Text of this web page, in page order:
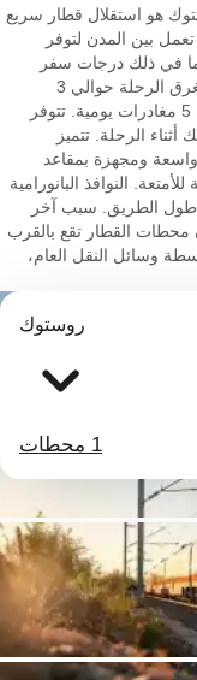
هو استقلال قطار سريع
بين المدن لتوفر
في ذلك درجات سفر
متنوعة للاختيار من بينها وأوقات سفر سريعة (تستغرق الرحلة حوالي 3
ساعات) وجدول مواعيد شامل يتضمن ما يصل إلى 5 مغادرات يومية. تتوفر
الرحلة. تتميز
ومجهزة بمقاعد
النوافذ البانورامية
طول الطريق. سبب آخر
محطات القطار تقع بالقرب
وسائل النقل العام،
روستوك
1 محطات